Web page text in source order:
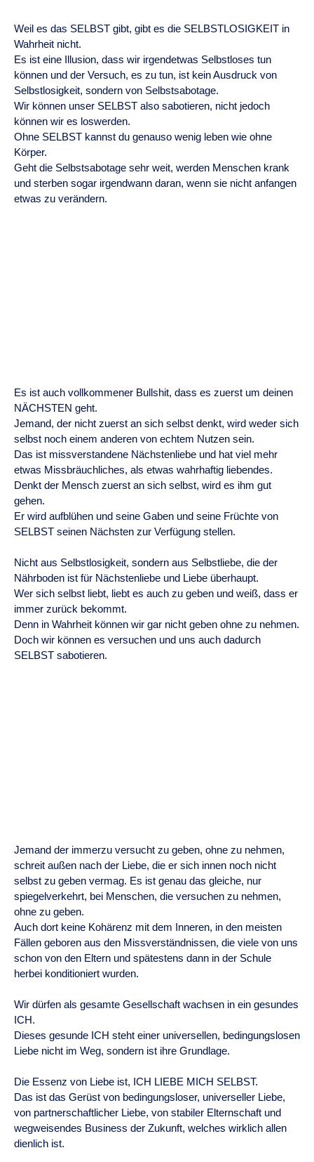
Weil es das SELBST gibt, gibt es die SELBSTLOSIGKEIT in
Wahrheit nicht.
Es ist eine Illusion, dass wir irgendetwas Selbstloses tun
können und der Versuch, es zu tun, ist kein Ausdruck von
Selbstlosigkeit, sondern von Selbstsabotage.
Wir können unser SELBST also sabotieren, nicht jedoch
können wir es loswerden.
Ohne SELBST kannst du genauso wenig leben wie ohne
Körper.
Geht die Selbstsabotage sehr weit, werden Menschen krank
und sterben sogar irgendwann daran, wenn sie nicht anfangen
etwas zu verändern.
Es ist auch vollkommener Bullshit, dass es zuerst um deinen
NÄCHSTEN geht.
Jemand, der nicht zuerst an sich selbst denkt, wird weder sich
selbst noch einem anderen von echtem Nutzen sein.
Das ist missverstandene Nächstenliebe und hat viel mehr
etwas Missbräuchliches, als etwas wahrhaftig liebendes.
Denkt der Mensch zuerst an sich selbst, wird es ihm gut
gehen.
Er wird aufblühen und seine Gaben und seine Früchte von
SELBST seinen Nächsten zur Verfügung stellen.
Nicht aus Selbstlosigkeit, sondern aus Selbstliebe, die der
Nährboden ist für Nächstenliebe und Liebe überhaupt.
Wer sich selbst liebt, liebt es auch zu geben und weiß, dass er
immer zurück bekommt.
Denn in Wahrheit können wir gar nicht geben ohne zu nehmen.
Doch wir können es versuchen und uns auch dadurch
SELBST sabotieren.
Jemand der immerzu versucht zu geben, ohne zu nehmen,
schreit außen nach der Liebe, die er sich innen noch nicht
selbst zu geben vermag. Es ist genau das gleiche, nur
spiegelverkehrt, bei Menschen, die versuchen zu nehmen,
ohne zu geben.
Auch dort keine Kohärenz mit dem Inneren, in den meisten
Fällen geboren aus den Missverständnissen, die viele von uns
schon von den Eltern und spätestens dann in der Schule
herbei konditioniert wurden.
Wir dürfen als gesamte Gesellschaft wachsen in ein gesundes
ICH.
Dieses gesunde ICH steht einer universellen, bedingungslosen
Liebe nicht im Weg, sondern ist ihre Grundlage.
Die Essenz von Liebe ist, ICH LIEBE MICH SELBST.
Das ist das Gerüst von bedingungsloser, universeller Liebe,
von partnerschaftlicher Liebe, von stabiler Elternschaft und
wegweisendes Business der Zukunft, welches wirklich allen
dienlich ist.